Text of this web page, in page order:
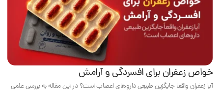
خواص زعفران برای افسردگی و آرامش
آیا زعفران واقعا جایگزین طبیعی داروهای اعصاب است؟ در این مقاله به بررسی علمی